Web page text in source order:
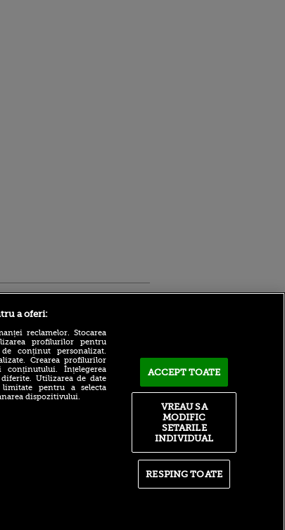
Atmosferă din altă lume la
City pentru 50.000.000€ și a
a oferi:
reclamelor. Stocarea
profilurilor pentru
conținut personalizat.
Crearea profilurilor
conținutului. Înțelegerea
Utilizarea de date
pentru a selecta
dispozitivului.
ACCEPT TOATE
RESPING TOATE
VREAU SA
MODIFIC
SETARILE
INDIVIDUAL